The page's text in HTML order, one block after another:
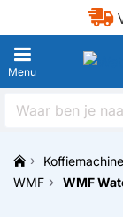
Waar
naar
oph
Koffiemachine
WMF
WMF